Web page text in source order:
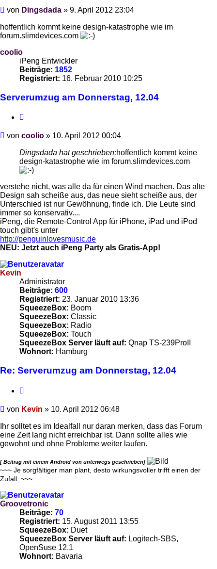
Beitrag
von Dingsdada » 9. April 2012 23:04
hoffentlich kommt keine design-katastrophe wie im
forum.slimdevices.com
coolio
iPeng Entwickler
Beiträge: 1852
Registriert: 16. Februar 2010 10:25
Serverumzug am Donnerstag, 12.04
Beitrag
von coolio » 10. April 2012 00:04
Dingsdada hat geschrieben:hoffentlich kommt keine
design-katastrophe wie im forum.slimdevices.com
verstehe nicht, was alle da für einen Wind machen. Das alte
Design sah scheiße aus, das neue sieht scheiße aus, der
Unterschied ist nur Gewöhnung, finde ich. Die Leute sind
immer so konservativ....
iPeng, die Remote-Control App für iPhone, iPad und iPod
touch gibt's unter
http://penguinlovesmusic.de
NEU: Jetzt auch iPeng Party als Gratis-App!
Kevin
Administrator
Beiträge: 600
Registriert: 23. Januar 2010 13:36
SqueezeBox: Boom
SqueezeBox: Classic
SqueezeBox: Radio
SqueezeBox: Touch
SqueezeBox Server läuft auf: Qnap TS-239ProII
Wohnort: Hamburg
Re: Serverumzug am Donnerstag, 12.04
Beitrag
von Kevin » 10. April 2012 06:48
Ihr solltet es im Idealfall nur daran merken, dass das Forum
eine Zeit lang nicht erreichbar ist. Dann sollte alles wie
gewohnt und ohne Probleme weiter laufen.
[ Beitrag mit einem Android von unterwegs geschrieben]
~~~ Je sorgfältiger man plant, desto wirkungsvoller trifft einen der
Zufall. ~~~
Groovetronic
Beiträge: 70
Registriert: 15. August 2011 13:55
SqueezeBox: Duet
SqueezeBox Server läuft auf: Logitech-SBS,
OpenSuse 12.1
Wohnort: Bavaria